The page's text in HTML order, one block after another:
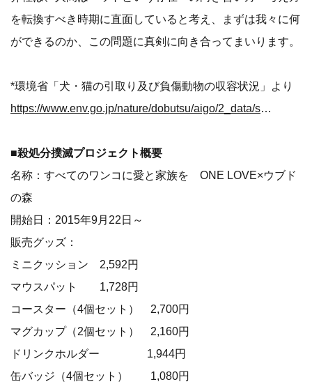
を転換すべき時期に直面していると考え、まずは我々に何
ができるのか、この問題に真剣に向き合ってまいります。
*環境省「犬・猫の引取り及び負傷動物の収容状況」より
https://www.env.go.jp/nature/dobutsu/aigo/2_data/statistics/dog-cat.html
■殺処分撲滅プロジェクト概要
名称：すべてのワンコに愛と家族を ONE LOVE×ウブド
の森
開始日：2015年9月22日～
販売グッズ：
ミニクッション 2,592円
マウスパット 1,728円
コースター（4個セット） 2,700円
マグカップ（2個セット） 2,160円
ドリンクホルダー 1,944円
缶バッジ（4個セット） 1,080円